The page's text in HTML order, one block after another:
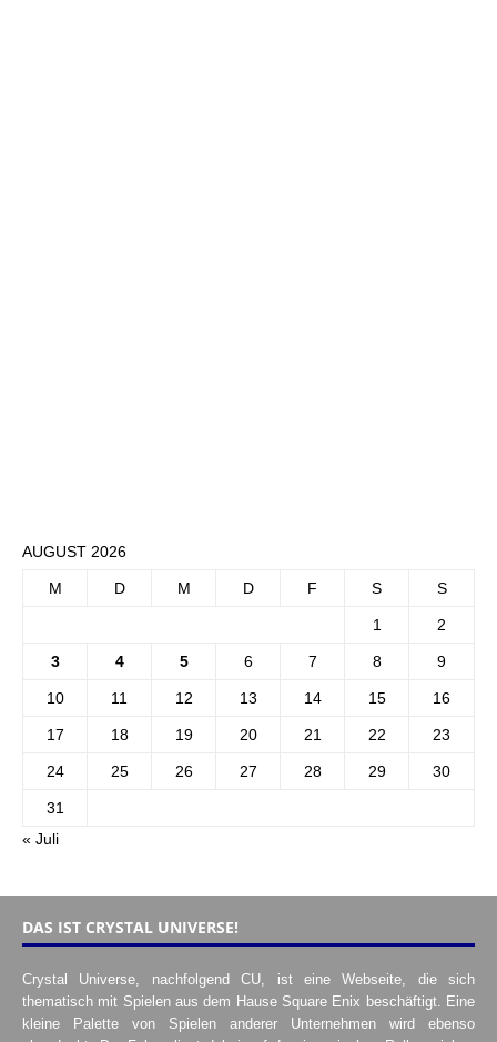
AUGUST 2026
M D M D F S S
1 2
3 4 5 6 7 8 9
10 11 12 13 14 15 16
17 18 19 20 21 22 23
24 25 26 27 28 29 30
31
« Juli
DAS IST CRYSTAL UNIVERSE!
Crystal Universe, nachfolgend CU, ist eine Webseite, die sich
thematisch mit Spielen aus dem Hause Square Enix beschäftigt. Eine
kleine Palette von Spielen anderer Unternehmen wird ebenso